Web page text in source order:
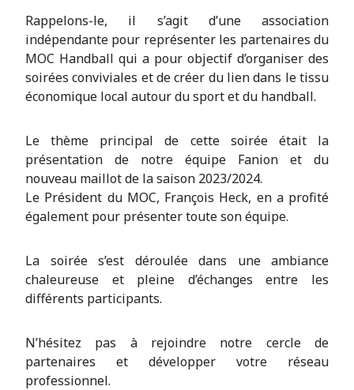
Rappelons-le, il s’agit d’une association
indépendante pour représenter les partenaires du
MOC Handball qui a pour objectif d’organiser des
soirées conviviales et de créer du lien dans le tissu
économique local autour du sport et du handball.
Le thème principal de cette soirée était la
présentation de notre équipe Fanion et du
nouveau maillot de la saison 2023/2024.
Le Président du MOC, François Heck, en a profité
également pour présenter toute son équipe.
La soirée s’est déroulée dans une ambiance
chaleureuse et pleine d’échanges entre les
différents participants.
N’hésitez pas à rejoindre notre cercle de
partenaires et développer votre réseau
professionnel.